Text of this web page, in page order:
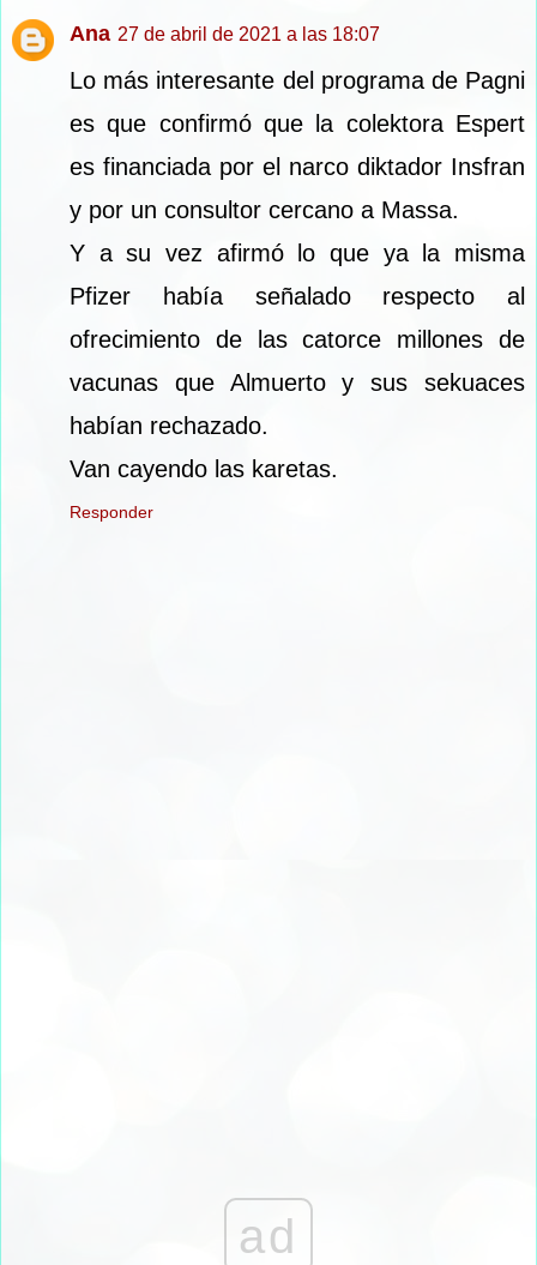
Ana 27 de abril de 2021 a las 18:07
Lo más interesante del programa de Pagni
es que confirmó que la colektora Espert
es financiada por el narco diktador Insfran
y por un consultor cercano a Massa.
Y a su vez afirmó lo que ya la misma
Pfizer había señalado respecto al
ofrecimiento de las catorce millones de
vacunas que Almuerto y sus sekuaces
habían rechazado.
Van cayendo las karetas.
Responder
ad